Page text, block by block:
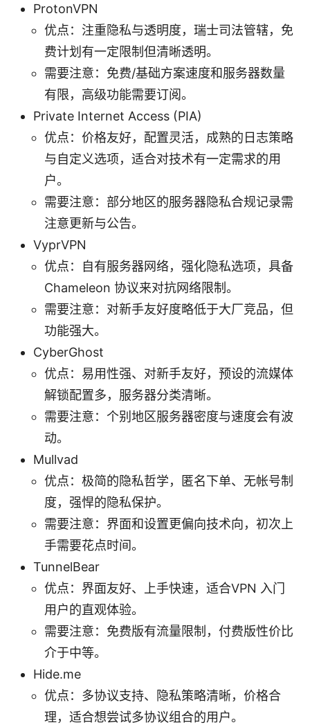
ProtonVPN
优点：注重隐私与透明度，瑞士司法管辖，免
费计划有一定限制但清晰透明。
需要注意：免费/基础方案速度和服务器数量
有限，高级功能需要订阅。
Private Internet Access (PIA)
优点：价格友好，配置灵活，成熟的日志策略
与自定义选项，适合对技术有一定需求的用
户。
需要注意：部分地区的服务器隐私合规记录需
注意更新与公告。
VyprVPN
优点：自有服务器网络，强化隐私选项，具备
Chameleon 协议来对抗网络限制。
需要注意：对新手友好度略低于大厂竞品，但
功能强大。
CyberGhost
优点：易用性强、对新手友好，预设的流媒体
解锁配置多，服务器分类清晰。
需要注意：个别地区服务器密度与速度会有波
动。
Mullvad
优点：极简的隐私哲学，匿名下单、无帐号制
度，强悍的隐私保护。
需要注意：界面和设置更偏向技术向，初次上
手需要花点时间。
TunnelBear
优点：界面友好、上手快速，适合VPN 入门
用户的直观体验。
需要注意：免费版有流量限制，付费版性价比
介于中等。
Hide.me
优点：多协议支持、隐私策略清晰，价格合
理，适合想尝试多协议组合的用户。